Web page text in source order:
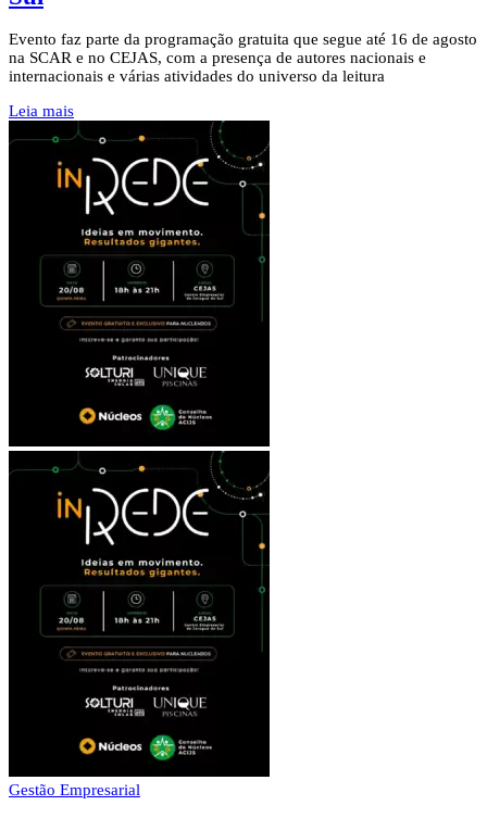
Evento faz parte da programação gratuita que segue até 16 de agosto
na SCAR e no CEJAS, com a presença de autores nacionais e
internacionais e várias atividades do universo da leitura
Leia mais
Gestão Empresarial